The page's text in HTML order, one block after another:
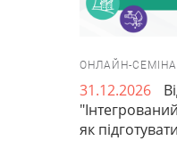
ОНЛАЙН-
31.12.2026
як